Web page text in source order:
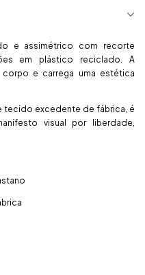
e assimétrico com recorte
em plástico reciclado. A
e carrega uma estética
tecido excedente de fábrica, é
visual por liberdade,